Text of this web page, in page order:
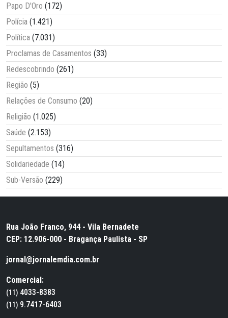
Papo D'Oro (172)
Polícia (1.421)
Política (7.031)
Proclamas de Casamentos (33)
Redescobrindo (261)
Região (5)
Relações de Consumo (20)
Religião (1.025)
Saúde (2.153)
Sepultamentos (316)
Solidariedade (14)
Sub-Versão (229)
Rua João Franco, 944 - Vila Bernadete
CEP: 12.906-000 - Bragança Paulista - SP
jornal@jornalemdia.com.br
Comercial:
(11) 4033-8383
(11) 9.7417-6403